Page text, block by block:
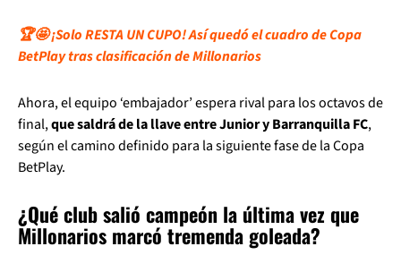
🏆🤩 ¡Solo RESTA UN CUPO! Así quedó el cuadro de Copa
BetPlay tras clasificación de Millonarios
Ahora, el equipo ‘embajador’ espera rival para los octavos de
final,que saldrá de la llave entre Junior y Barranquilla FC,
según el camino definido para la siguiente fase de la Copa
BetPlay.
¿Qué club salió campeón la última vez que
Millonarios marcó tremenda goleada?